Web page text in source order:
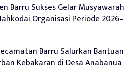
Barru Sukses Gelar Musyawarah
Organisasi Periode 2026–
Barru Salurkan Bantuan
Kebakaran di Desa Anabanua